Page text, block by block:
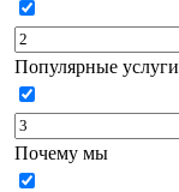
Популярные услуги
Почему мы